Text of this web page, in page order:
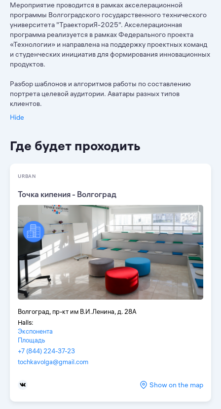
Мероприятие проводится в рамках акселерационной
программы Волгоградского государственного технического
университета "ТраекториЯ-2025". Акселерационная
программа реализуется в рамках Федерального проекта
«Технологии» и направлена на поддержку проектных команд
и студенческих инициатив для формирования инновационных
продуктов.
Разбор шаблонов и алгоритмов работы по составлению
портрета целевой аудитории. Аватары разных типов
клиентов.
Hide
Где будет проходить
URBAN
Точка кипения - Волгоград
Волгоград, пр-кт им В.И.Ленина, д. 28А
Halls:
Экспонента
Площадь
+7 (844) 224-37-23
tochkavolga@gmail.com
Show on the map